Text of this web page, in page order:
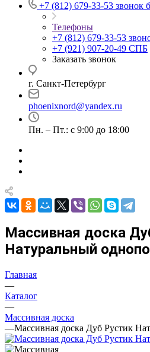
+7 (812) 679-33-53 звонок
Телефоны
+7 (812) 679-33-53
+7 (921) 907-20-49 СПБ
Заказать звонок
г. Санкт-Петербург
phoenixnord@yandex.ru
Пн. – Пт.: с 9:00 до 18:00
Массивная доска
Натуральный
Главная
—
Каталог
—
Массивная доска
—Массивная доска Дуб Рустик